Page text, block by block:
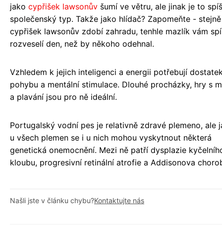
jako cypřišek lawsonův šumí ve větru, ale jinak je to spíš
společenský typ. Takže jako hlídač? Zapomeňte -
cypřišek lawsonův zdobí zahradu, tenhle mazlík vám
rozveselí den, než by někoho odehnal.
Vzhledem k jejich inteligenci a energii potřebují
pohybu a mentální stimulace. Dlouhé procházky, hry s
a plavání jsou pro ně ideální.
Portugalský vodní pes je relativně zdravé plemeno, ale
u všech plemen se i u nich mohou vyskytnout některá
genetická onemocnění. Mezi ně patří dysplazie
kloubu, progresivní retinální atrofie a Addisonova
Našli jste v článku chybu?Kontaktujte nás